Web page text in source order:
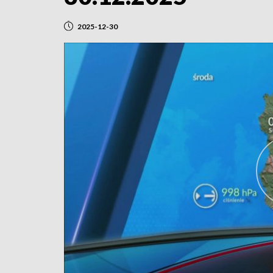
2025-12-30